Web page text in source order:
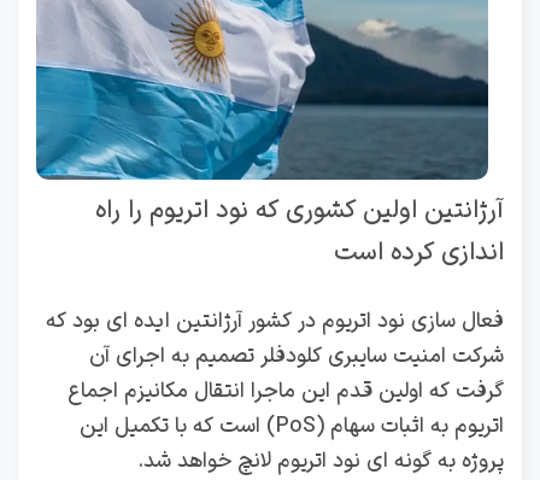
آرژانتین اولین کشوری که نود اتریوم را راه
اندازی کرده است
فعال سازی نود اتریوم در کشور آرژانتین ایده ای بود که
شرکت امنیت سایبری کلودفلر تصمیم به اجرای آن
گرفت که اولین قدم این ماجرا انتقال مکانیزم اجماع
اتریوم به اثبات سهام (PoS) است که با تکمیل این
پروژه به گونه ای نود اتریوم لانچ خواهد شد.